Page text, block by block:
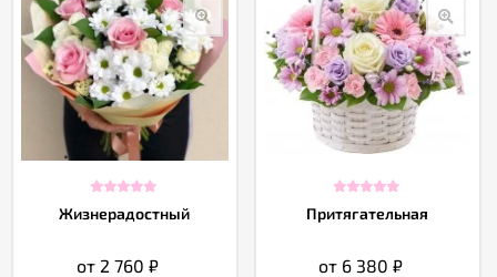
Жизнерадостный
от 2 760₽
Притягательная
от 6 380₽